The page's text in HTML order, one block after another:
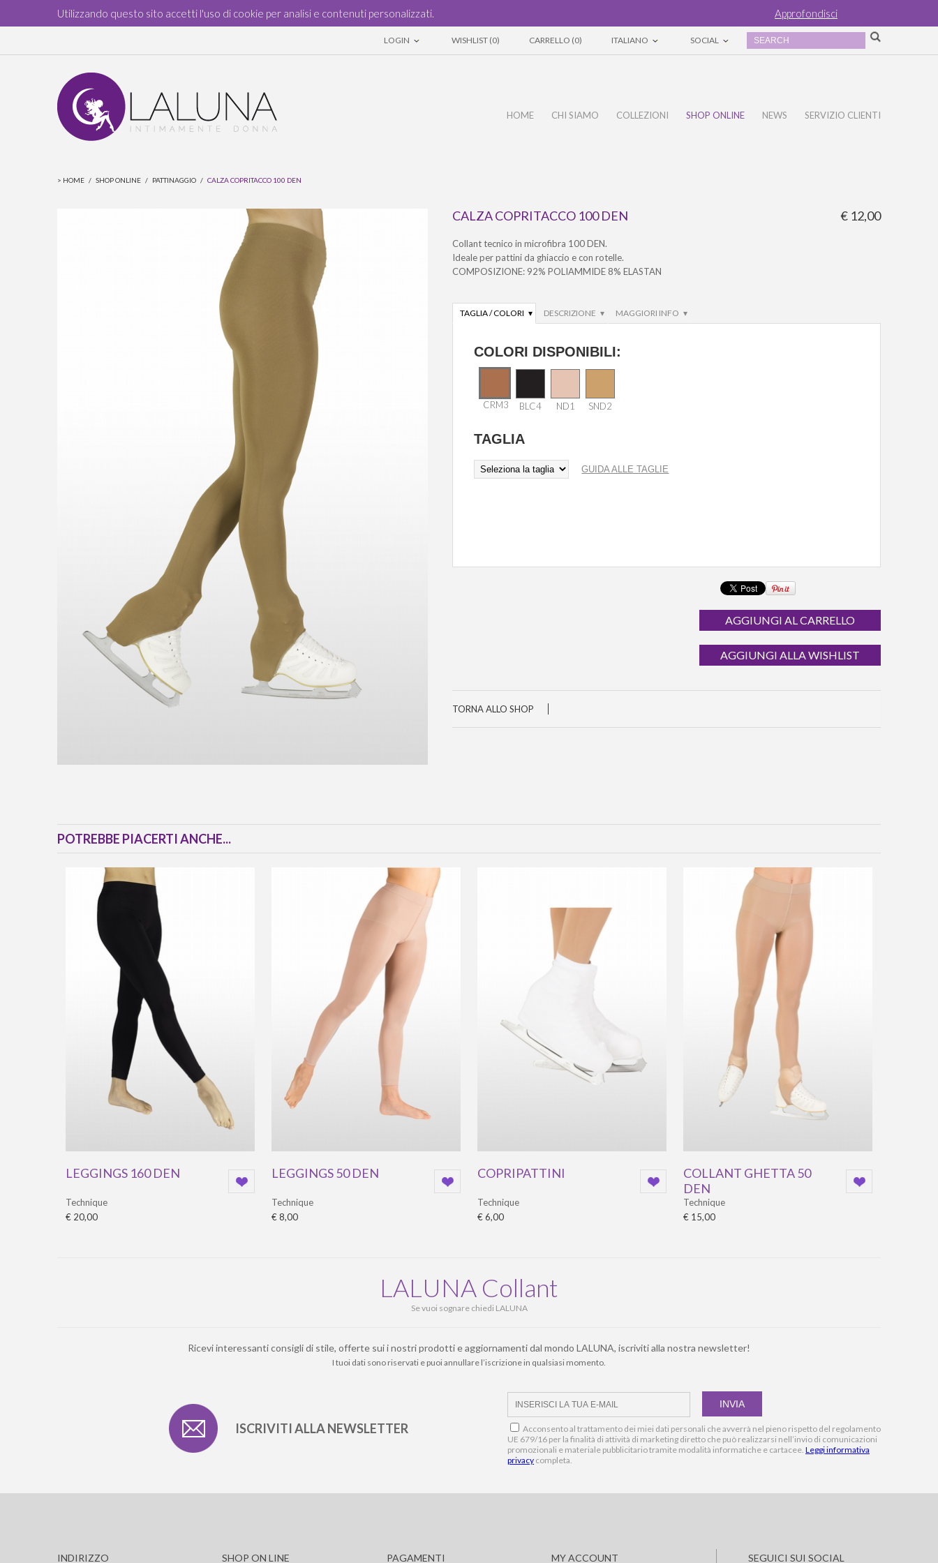
Utilizzando questo sito accetti l'uso di cookie per analisi e contenuti personalizzati. Approfondisci
LOGIN WISHLIST (0) CARRELLO (0) ITALIANO SOCIAL
HOME CHI SIAMO COLLEZIONI SHOP ONLINE NEWS SERVIZIO CLIENTI
> HOME / SHOP ONLINE / PATTINAGGIO / CALZA COPRITACCO 100 DEN
CALZA COPRITACCO 100 DEN € 12,00
Collant tecnico in microfibra 100 DEN.
Ideale per pattini da ghiaccio e con rotelle.
COMPOSIZIONE: 92% POLIAMMIDE 8% ELASTAN
TAGLIA / COLORI ▾ DESCRIZIONE ▾ MAGGIORI INFO ▾
COLORI DISPONIBILI:
CRM3 BLC4 ND1 SND2
TAGLIA
GUIDA ALLE TAGLIE
AGGIUNGI AL CARRELLO
AGGIUNGI ALLA WISHLIST
TORNA ALLO SHOP
POTREBBE PIACERTI ANCHE...
LEGGINGS 160 DEN
Technique
€ 20,00
LEGGINGS 50 DEN
Technique
€ 8,00
COPRIPATTINI
Technique
€ 6,00
COLLANT GHETTA 50
DEN
Technique
€ 15,00
LALUNA Collant
Se vuoi sognare chiedi LALUNA
Ricevi interessanti consigli di stile, offerte sui i nostri prodotti e aggiornamenti dal mondo LALUNA, iscriviti alla nostra newsletter!
I tuoi dati sono riservati e puoi annullare l’iscrizione in qualsiasi momento.
ISCRIVITI ALLA NEWSLETTER
Acconsento al trattamento dei miei dati personali che avverrà nel pieno rispetto del regolamento
UE 679/16 per la finalità di attività di marketing diretto che può realizzarsi nell’invio di comunicazioni
promozionali e materiale pubblicitario tramite modalità informatiche e cartacee. Leggi informativa
privacy completa.
INDIRIZZO SHOP ON LINE PAGAMENTI MY ACCOUNT SEGUICI SUI SOCIAL